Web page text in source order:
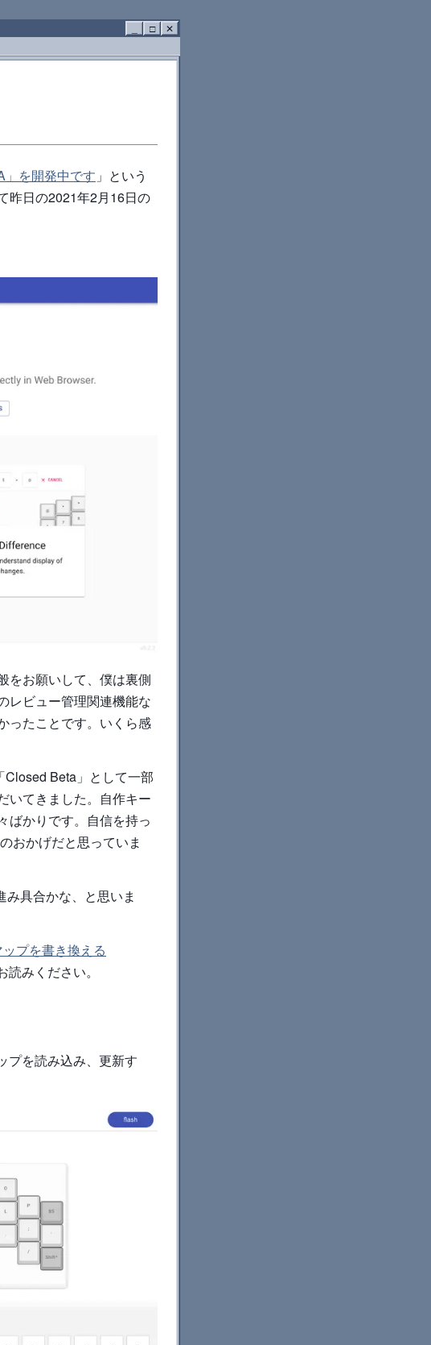
□
✕
」を開発中です 」という
昨日の2021年2月16日の
をお願いして、僕は裏側
レビュー管理関連機能な
ったことです。いくら感
Beta」として一部
いてきました。自作キー
ばかりです。自信を持っ
おかげだと思っていま
具合かな、と思いま
プを書き換える
みください。
プを読み込み、更新す